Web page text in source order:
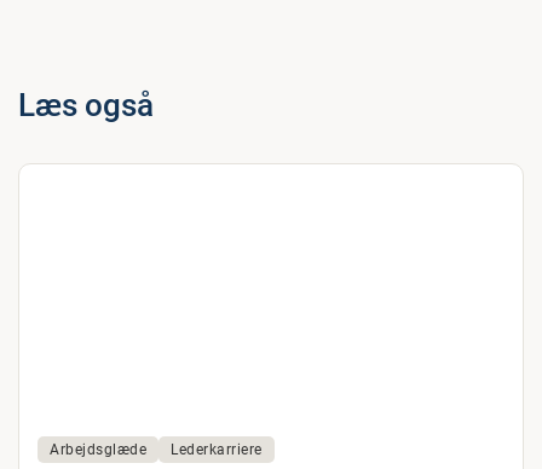
Læs også
Arbejdsglæde Lederkarriere